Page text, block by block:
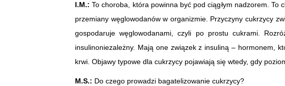
I.M.: To choroba, która powinna być pod ciągłym nadzorem.
przemiany węglowodanów w organizmie. Przyczyny cukrzycy
gospodaruje węglowodanami, czyli po prostu cukrami.
insulinoniezależny. Mają one związek z insuliną – hormonem,
krwi. Objawy typowe dla cukrzycy pojawiają się wtedy, gdy
M.S.: Do czego prowadzi bagatelizowanie cukrzycy?